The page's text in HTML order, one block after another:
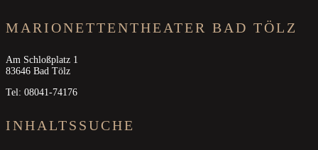
MARIONETTENTHEATER BAD TÖLZ
Am Schloßplatz 1
83646 Bad Tölz
Tel: 08041-74176
INHALTSSUCHE